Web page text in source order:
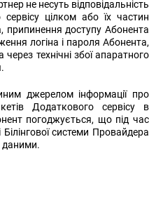
не несуть відповідальність
сервісу цілком або їх частин
припинення доступу Абонента
логіна і пароля Абонента,
технічні збої апаратного
джерелом інформації про
Додаткового сервісу в
погоджується, що під час
системи Провайдера
даними.